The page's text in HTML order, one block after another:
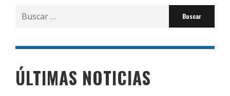
Buscar
por:
ÚLTIMAS NOTICIAS